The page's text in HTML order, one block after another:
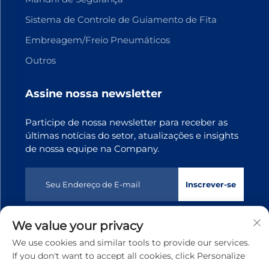
Sistema de Controle de Guiamento de Fita
Embreagem/Freio Pneumáticos
Outros
Assine nossa newsletter
Participe de nossa newsletter para receber as
últimas notícias do setor, atualizações e insights
de nossa equipe na Company.
Inscrever-se
Direitos autorais © 2025 Dongguan Tianji Transmission
Technology co., Ltd. Todos os direitos reservados
Política
de privacidade
We value your privacy
We use cookies and similar tools to provide our services.
If you don't want to accept all cookies, click Personalize